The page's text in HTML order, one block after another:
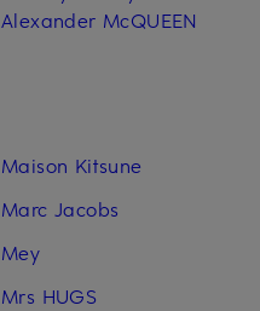
Alexander McQUEEN
Maison Kitsune
Marc Jacobs
Mey
Mrs HUGS